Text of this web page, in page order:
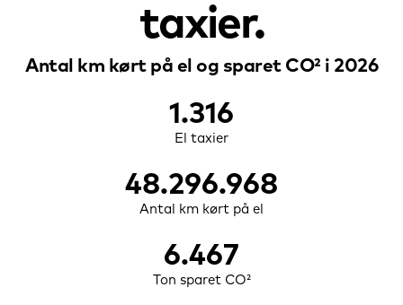
taxier
Antal km kørt på el og sparet CO² i 2026
1.316
El taxier
48.296.969
Antal km kørt på el
6.467
Ton sparet CO²